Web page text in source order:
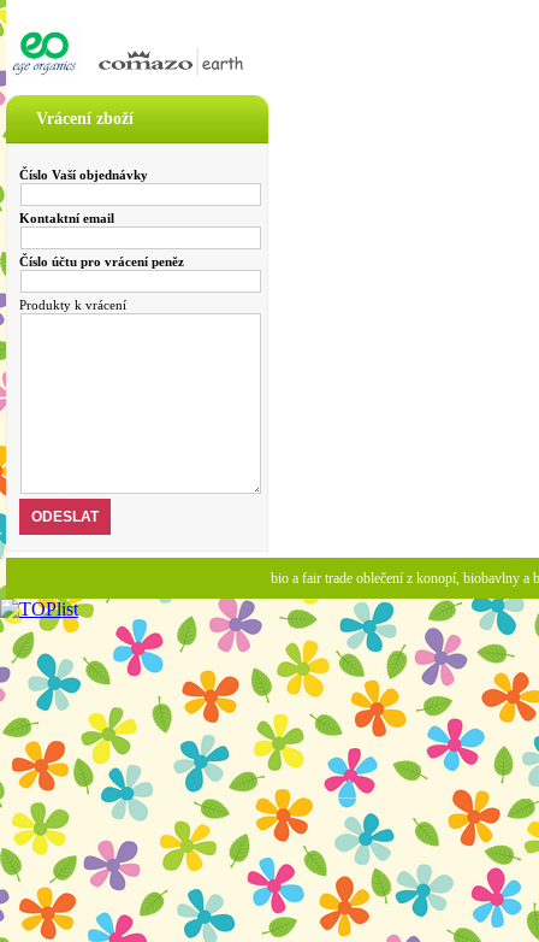
Vrácení zboží
Číslo Vaší objednávky
Kontaktní email
Číslo účtu pro vrácení peněz
Produkty k vrácení
bio a fair trade oblečení z konopí, biobavlny a